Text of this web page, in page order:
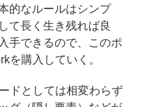
的なルールはシンプ
て長く生き残れば良
手できるので、このポ
を購入していく。
ドとしては相変わらず